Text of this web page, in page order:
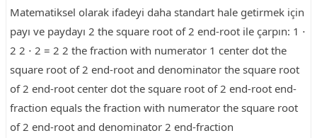
Matematiksel olarak ifadeyi daha standart hale getirmek için
payı ve paydayı 2 the square root of 2 end-root ile çarpın: 1 ⋅
2 2 ⋅ 2 = 2 2 the fraction with numerator 1 center dot the
square root of 2 end-root and denominator the square root
of 2 end-root center dot the square root of 2 end-root end-
fraction equals the fraction with numerator the square root
of 2 end-root and denominator 2 end-fraction